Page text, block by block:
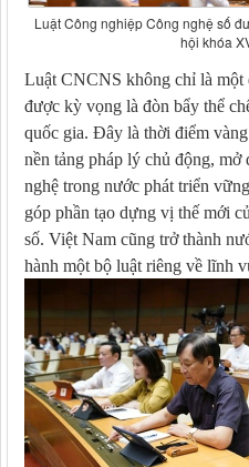
Luật Công nghiệp Công nghệ số
hội khóa
Luật CNCNS không chỉ là một
được kỳ vọng là đòn bẩy thể
quốc gia. Đây là thời điểm
nền tảng pháp lý chủ động,
nghệ trong nước phát triển
góp phần tạo dựng vị thế mới
số. Việt Nam cũng trở thành
hành một bộ luật riêng về lĩnh